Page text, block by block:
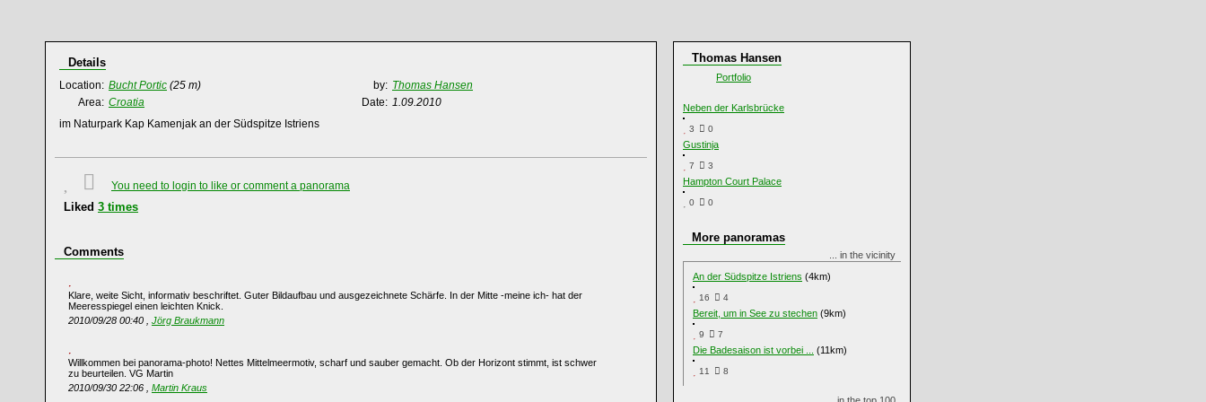
Details
Location: Bucht Portic (25 m) by: Thomas Hansen
Area: Croatia Date: 1.09.2010
im Naturpark Kap Kamenjak an der Südspitze Istriens
You need to login to like or comment a panorama
Liked 3 times
Comments
Klare, weite Sicht, informativ beschriftet. Guter Bildaufbau und ausgezeichnete Schärfe. In der Mitte -meine ich- hat der
Meeresspiegel einen leichten Knick.
2010/09/28 00:40 , Jörg Braukmann
Willkommen bei panorama-photo! Nettes Mittelmeermotiv, scharf und sauber gemacht. Ob der Horizont stimmt, ist schwer
zu beurteilen. VG Martin
2010/09/30 22:06 , Martin Kraus
Thomas Hansen
Portfolio
Neben der Karlsbrücke
3 0
Gustinja
7 3
Hampton Court Palace
0 0
More panoramas
... in the vicinity
An der Südspitze Istriens (4km)
16 4
Bereit, um in See zu stechen (9km)
9 7
Die Badesaison ist vorbei ... (11km)
11 8